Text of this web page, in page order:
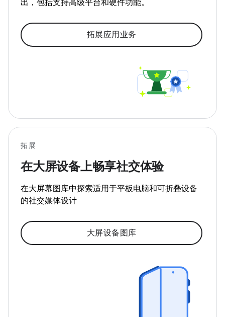
出，包括支持高级平台和硬件功能。
拓展应用业务
拓展
在大屏设备上畅享社交体验
在大屏幕图库中探索适用于平板电脑和可折叠设备
的社交媒体设计
大屏设备图库